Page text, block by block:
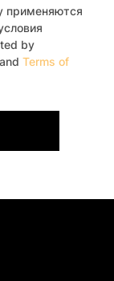
применяются
by
and Terms of